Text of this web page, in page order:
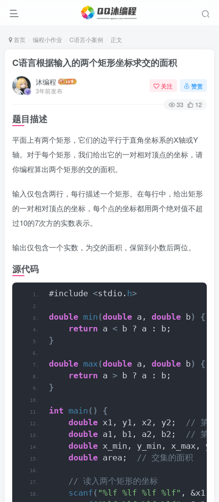
首页 编程小作业 C语言小案例 正文
C语言根据输入的两个矩形坐标求交的面积
沐编程
3年前发布
关注 赞赏
33 12
题目描述
平面上有两个矩形，它们的边平行于直角坐标系的X轴或Y
轴。对于每个矩形，我们给出它的一对相对顶点的坐标，请
你编程算出两个矩形的交的面积。
输入仅包含两行，每行描述一个矩形。在每行中，给出矩形
的一对相对顶点的坐标，每个点的坐标都用两个绝对值不超
过10的7次方的实数表示。
输出仅包含一个实数，为交的面积，保留到小数后两位。
源代码
#include <stdio. h>
double min (double a, double b)
{
return a < b ? a : b;
}
double max(double a, double b)
{
return a > b ? a : b;
}
int main ()
{
double x1, y1, x2, y2;
// 第一
double a1, b1, a2, b2;
// 第二
double x_min, y_min, x_max,
double area; // 交集的面积
// 读入两个矩形的坐标
scanf ( "%lf %lf %lf %lf" , &x1,